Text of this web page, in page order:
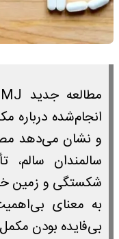
و نشان می‌دهد
سالمندان سالم،
شکستگی و زمین
بی‌فایده بودن